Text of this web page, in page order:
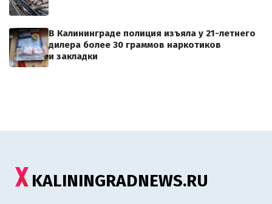
В Калининграде полиция изъяла у 21-летнего
дилера более 30 граммов наркотиков
и закладки
KALININGRADNEWS.RU